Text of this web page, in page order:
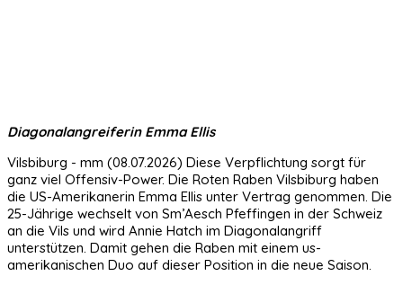
Diagonalangreiferin Emma Ellis
Vilsbiburg - mm (08.07.2026) Diese Verpflichtung sorgt für
ganz viel Offensiv-Power. Die Roten Raben Vilsbiburg haben
die US-Amerikanerin Emma Ellis unter Vertrag genommen. Die
25-Jährige wechselt von Sm’Aesch Pfeffingen in der Schweiz
an die Vils und wird Annie Hatch im Diagonalangriff
unterstützen. Damit gehen die Raben mit einem us-
amerikanischen Duo auf dieser Position in die neue Saison.